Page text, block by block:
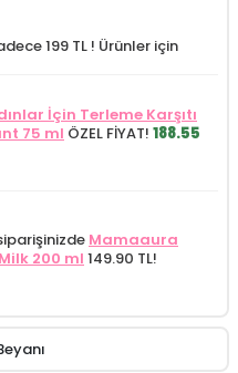
199 TL ! Ürünler için
İçin Terleme Karşıtı
75 ml ÖZEL FİYAT! 188.55
Mamaaura
200 ml 149.90 TL!